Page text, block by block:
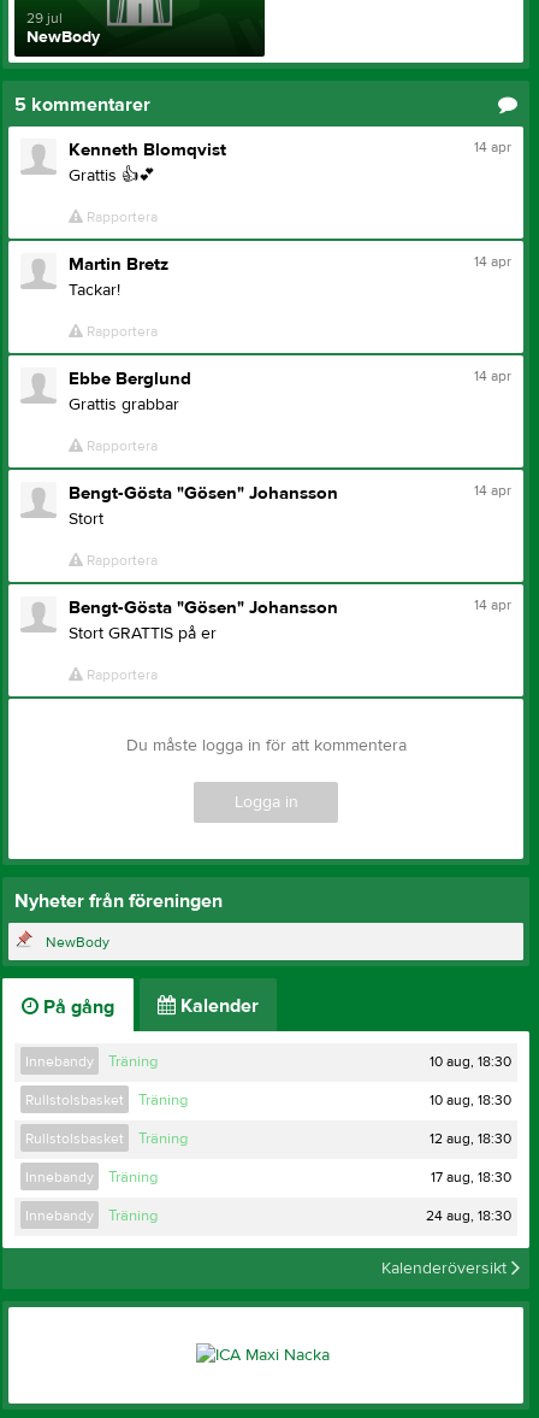
29 jul
NewBody
5 kommentarer
14 apr
Kenneth Blomqvist
Grattis 👍💕
Rapportera
14 apr
Martin Bretz
Tackar!
Rapportera
14 apr
Ebbe Berglund
Grattis grabbar
Rapportera
14 apr
Bengt-Gösta "Gösen" Johansson
Stort
Rapportera
14 apr
Bengt-Gösta "Gösen" Johansson
Stort GRATTIS på er
Rapportera
Du måste logga in för att kommentera
Logga in
Nyheter från föreningen
NewBody
På gång Kalender
Innebandy Träning 10 aug, 18:30
Rullstolsbasket Träning 10 aug, 18:30
Rullstolsbasket Träning 12 aug, 18:30
Innebandy Träning 17 aug, 18:30
Innebandy Träning 24 aug, 18:30
Kalenderöversikt